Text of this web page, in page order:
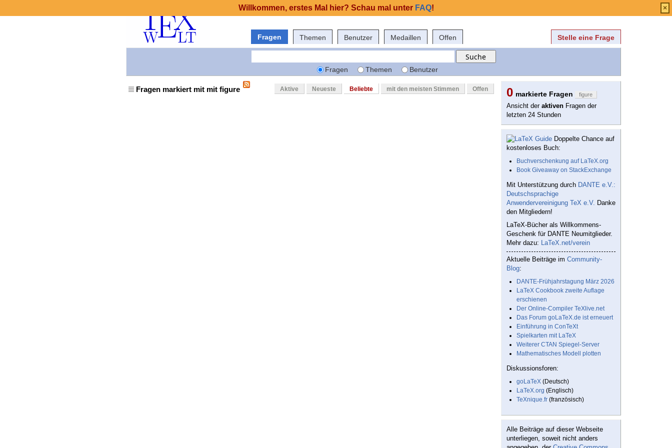
Fragen Themen Benutzer Medaillen Offen Stelle eine Frage
Fragen Themen Benutzer
Fragen markiert mit mit figure Aktive Neueste Beliebte mit den meisten Stimmen Offen 0 markierte Fragen figure
Ansicht der aktiven Fragen der
letzten 24 Stunden
Doppelte Chance auf
kostenloses Buch:
Buchverschenkung auf LaTeX.org
Book Giveaway on StackExchange
Mit Unterstützung durch DANTE e.V.:
Deutschsprachige
Anwendervereinigung TeX e.V. Danke
den Mitgliedern!
LaTeX-Bücher als Willkommens-
Geschenk für DANTE Neumitglieder.
Mehr dazu: LaTeX.net/verein
Aktuelle Beiträge im Community-
Blog:
DANTE-Frühjahrstagung März 2026
LaTeX Cookbook zweite Auflage
erschienen
Der Online-Compiler TeXlive.net
Das Forum goLaTeX.de ist erneuert
Einführung in ConTeXt
Spielkarten mit LaTeX
Weiterer CTAN Spiegel-Server
Mathematisches Modell plotten
Diskussionsforen:
goLaTeX (Deutsch)
LaTeX.org (Englisch)
TeXnique.fr (französisch)
Alle Beiträge auf dieser Webseite
unterliegen, soweit nicht anders
Willkommen, erstes Mal hier? Schau mal unter FAQ! ×